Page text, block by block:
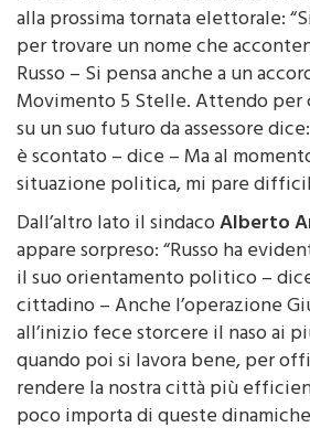
alla prossima tornata elettorale:
per trovare un nome che
Russo – Si pensa anche a un
Movimento 5 Stelle. Attendo per
su un suo futuro da assessore
è scontato – dice – Ma al
situazione politica, mi pare
Dall’altro lato il sindacoAlberto
appare sorpreso: “Russo ha
il suo orientamento politico –
cittadino – Anche l’operazione
all’inizio fece storcere il naso ai
quando poi si lavora bene, per
rendere la nostra città più
poco importa di queste